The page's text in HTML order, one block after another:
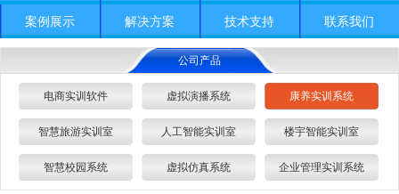
案例展示 解决方案 技术支持 联系我们
公司产品
电商实训软件 虚拟演播系统 康养实训系统
智慧旅游实训室 人工智能实训室 楼宇智能实训室
智慧校园系统 虚拟仿真系统 企业管理实训系统